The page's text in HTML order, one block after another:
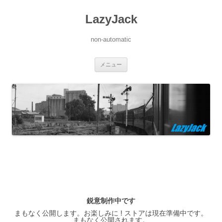
LazyJack
non-automatic
メニュー
ツ
へ
ス
キ
ッ
プ
鋭意制作中です
まもなく公開します。お楽しみに ! ストアは現在準備中です。
まもなく公開されます。